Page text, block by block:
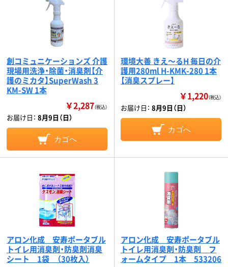
創コミュニケーションズ 介護
現場用洗浄・除菌・消臭剤【介
護のミカタ】SuperWash 3
KM-SW 1本
￥2,287（税込）
お届け日： 8月9日（日）
カゴへ
環境大善 きえ～るH 毎日の介
護用280ml H-KMK-280 1本
【消臭スプレー】
￥1,220（税込）
お届け日： 8月9日（日）
カゴへ
アロン化成 安寿ポータブル
トイレ用消臭剤・防臭剤消臭
シート 1袋 （30枚入）
アロン化成 安寿ポータブル
トイレ用消臭剤・防臭剤 フ
ォームタイプ 1本 533206